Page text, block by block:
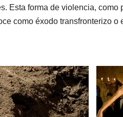
Esta forma de violencia, como
como éxodo transfronterizo o